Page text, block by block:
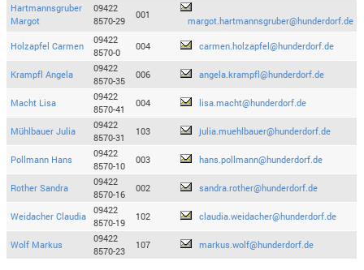
Hartmannsgruber
Margot
09422
8570-29
001
margot.hartmannsgruber@hunderdorf.de
Holzapfel Carmen
09422
8570-0
004 carmen.holzapfel@hunderdorf.de
Krampfl Angela
09422
8570-35
006 angela.krampfl@hunderdorf.de
Macht Lisa
09422
8570-41
004 lisa.macht@hunderdorf.de
Mühlbauer Julia
09422
8570-31
103 julia.muehlbauer@hunderdorf.de
Pollmann Hans
09422
8570-10
003 hans.pollmann@hunderdorf.de
Rother Sandra
09422
8570-16
002 sandra.rother@hunderdorf.de
Weidacher Claudia
09422
8570-19
102 claudia.weidacher@hunderdorf.de
Wolf Markus
09422
8570-23
107 markus.wolf@hunderdorf.de